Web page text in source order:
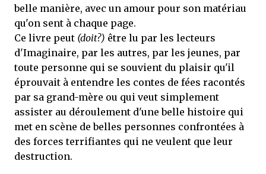
belle manière, avec un amour pour son matériau
qu'on sent à chaque page.
Ce livre peut (doit?) être lu par les lecteurs
d'Imaginaire, par les autres, par les jeunes, par
toute personne qui se souvient du plaisir qu'il
éprouvait à entendre les contes de fées racontés
par sa grand-mère ou qui veut simplement
assister au déroulement d'une belle histoire qui
met en scène de belles personnes confrontées à
des forces terrifiantes qui ne veulent que leur
destruction.